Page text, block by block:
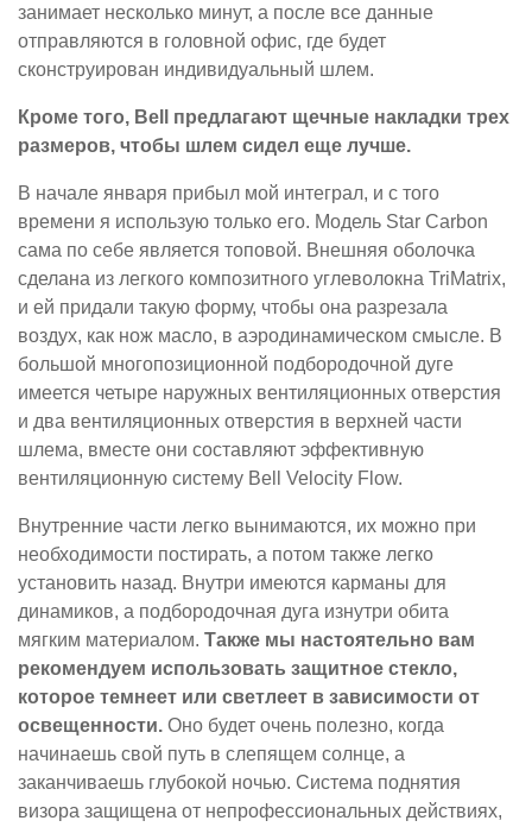
занимает несколько минут, а после все данные
отправляются в головной офис, где будет
сконструирован индивидуальный шлем.
Кроме того, Bell предлагают щечные накладки трех
размеров, чтобы шлем сидел еще лучше.
В начале января прибыл мой интеграл, и с того
времени я использую только его. Модель Star Carbon
сама по себе является топовой. Внешняя оболочка
сделана из легкого композитного углеволокна TriMatrix,
и ей придали такую форму, чтобы она разрезала
воздух, как нож масло, в аэродинамическом смысле. В
большой многопозиционной подбородочной дуге
имеется четыре наружных вентиляционных отверстия
и два вентиляционных отверстия в верхней части
шлема, вместе они составляют эффективную
вентиляционную систему Bell Velocity Flow.
Внутренние части легко вынимаются, их можно при
необходимости постирать, а потом также легко
установить назад. Внутри имеются карманы для
динамиков, а подбородочная дуга изнутри обита
мягким материалом. Также мы настоятельно вам
рекомендуем использовать защитное стекло,
которое темнеет или светлеет в зависимости от
освещенности. Оно будет очень полезно, когда
начинаешь свой путь в слепящем солнце, а
заканчиваешь глубокой ночью. Система поднятия
визора защищена от непрофессиональных действиях,